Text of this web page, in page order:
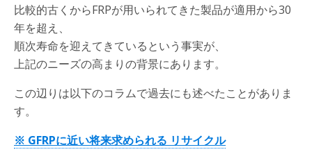
比較的古くからFRPが用いられてきた製品が適用から30
年を超え、
順次寿命を迎えてきているという事実が、
上記のニーズの高まりの背景にあります。
この辺りは以下のコラムで過去にも述べたことがありま
す。
※ GFRPに近い将来求められる リサイクル